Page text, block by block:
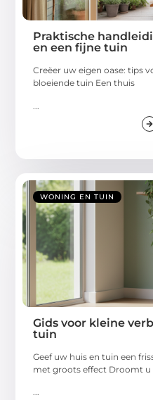
Praktische
en een fijne tuin
Creëer uw eigen oase: tips
bloeiende tuin Een thuis
WONING EN TUIN
Gids voor kleine
tuin
Geef uw huis en tuin een
met groots effect Droomt u